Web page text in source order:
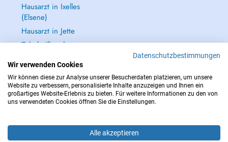
Hausarzt in Ixelles
(Elsene)
Hausarzt in Jette
Zahnheilkunde
Brüssel
Alle anzeigen →
IM NOTFALL WENDEN SIE SICH AN : 112
Datenschutzbestimmungen
Wir verwenden Cookies
Wir können diese zur Analyse unserer Besucherdaten platzieren, um unsere
Website zu verbessern, personalisierte Inhalte anzuzeigen und Ihnen ein
großartiges Website-Erlebnis zu bieten. Für weitere Informationen zu den von
uns verwendeten Cookies öffnen Sie die Einstellungen.
Alle akzeptieren